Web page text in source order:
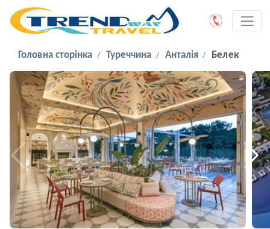
Головна сторінка Туреччина Анталія Белек